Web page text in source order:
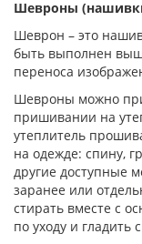
Шевроны
Шеврон – это
быть выполнен
переноса
Шевроны можно
пришивании на
утеплитель
на одежде: спину,
другие доступные
заранее или
стирать вместе с
по уходу и гладить